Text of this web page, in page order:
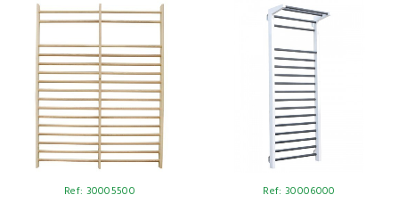
Ref: 30005500 Ref: 30006000